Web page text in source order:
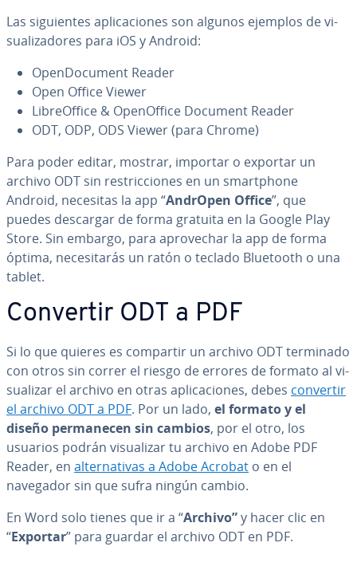
Las si­guie­n­tes apli­ca­cio­nes son algunos ejemplos de vi­
sua­li­za­do­res para iOS y Android:
Ope­n­Do­cu­me­nt Reader
Open Office Viewer
Li­breO­f­fi­ce & Ope­nO­f­fi­ce Document Reader
ODT, ODP, ODS Viewer (para Chrome)
Para poder editar, mostrar, importar o exportar un
archivo ODT sin re­s­tri­c­cio­nes en un sma­r­t­pho­ne
Android, necesitas la app “AndrOpen Office”, que
puedes descargar de forma gratuita en la Google Play
Store. Sin embargo, para apro­ve­char la app de forma
óptima, ne­ce­si­ta­rás un ratón o teclado Bluetooth o una
tablet.
Convertir ODT a PDF
Si lo que quieres es compartir un archivo ODT terminado
con otros sin correr el riesgo de errores de formato al vi­
sua­li­zar el archivo en otras apli­ca­cio­nes, debes convertir
el archivo ODT a PDF. Por un lado, el formato y el
diseño pe­r­ma­ne­cen sin cambios, por el otro, los
usuarios podrán vi­sua­li­zar tu archivo en Adobe PDF
Reader, en al­te­r­na­ti­vas a Adobe Acrobat o en el
navegador sin que sufra ningún cambio.
En Word solo tienes que ir a “Archivo”y hacer clic en
“Exportar” para guardar el archivo ODT en PDF.